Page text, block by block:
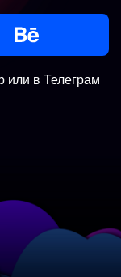
или в Телеграм